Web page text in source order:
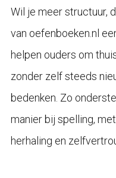
Wil je meer structuur,
van oefenboeken.nl
helpen ouders om
zonder zelf steeds
bedenken. Zo
manier bij spelling,
herhaling en